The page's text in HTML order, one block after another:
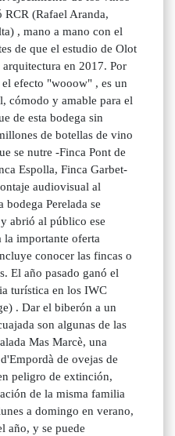
RCR (Rafael Aranda,
, mano a mano con el
de que el estudio de Olot
en 2017. Por
efecto "wooow" , es un
cómodo y amable para el
de esta bodega sin
de botellas de vino
se nutre -Finca Pont de
Espolla, Finca Garbet-
audiovisual al
Perelada se
abrió al público ese
la importante oferta
conocer las fincas o
El año pasado ganó el
turística en los IWC
. Dar el biberón a un
son algunas de las
Mas Marcè, una
de ovejas de
peligro de extinción,
de la misma familia
a domingo en verano,
año, y se puede